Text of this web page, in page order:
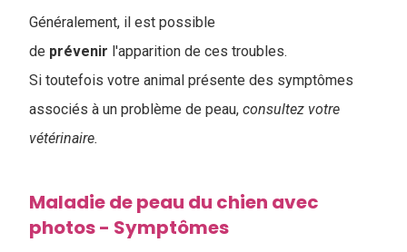
Généralement, il est possible
de prévenir l'apparition de ces troubles.
Si toutefois votre animal présente des symptômes
associés à un problème de peau, consultez votre
vétérinaire.
Maladie de peau du chien avec
photos - Symptômes